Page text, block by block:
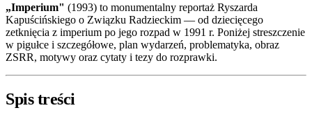
„Imperium" (1993) to monumentalny reportaż Ryszarda
Kapuścińskiego o Związku Radzieckim — od dziecięcego
zetknięcia z imperium po jego rozpad w 1991 r. Poniżej streszczenie
w pigułce i szczegółowe, plan wydarzeń, problematyka, obraz
ZSRR, motywy oraz cytaty i tezy do rozprawki.
Spis treści